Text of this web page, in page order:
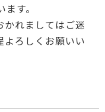
す。
れましてはご迷
ろしくお願いい